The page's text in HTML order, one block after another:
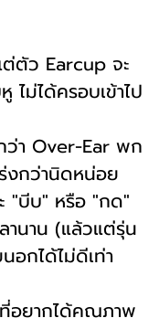
ตัว Earcup จะ
ไม่ได้ครอบเข้าไป
ว่า Over-Ear พก
งกว่านิดหน่อย
"บีบ" หรือ "กด"
ลานาน (แล้วแต่รุ่น
อกได้ไม่ดีเท่า
ที่อยากได้คุณภาพ